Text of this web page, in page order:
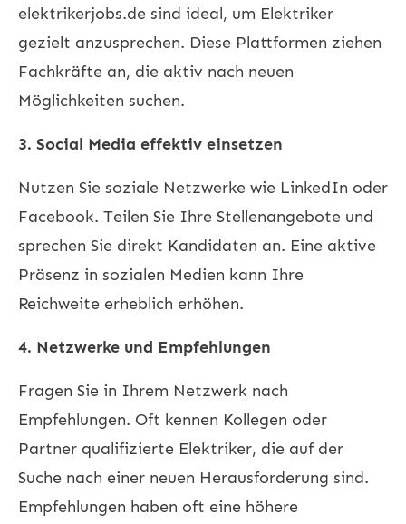
elektrikerjobs.de sind ideal, um Elektriker
gezielt anzusprechen. Diese Plattformen ziehen
Fachkräfte an, die aktiv nach neuen
Möglichkeiten suchen.
3. Social Media effektiv einsetzen
Nutzen Sie soziale Netzwerke wie LinkedIn oder
Facebook. Teilen Sie Ihre Stellenangebote und
sprechen Sie direkt Kandidaten an. Eine aktive
Präsenz in sozialen Medien kann Ihre
Reichweite erheblich erhöhen.
4. Netzwerke und Empfehlungen
Fragen Sie in Ihrem Netzwerk nach
Empfehlungen. Oft kennen Kollegen oder
Partner qualifizierte Elektriker, die auf der
Suche nach einer neuen Herausforderung sind.
Empfehlungen haben oft eine höhere